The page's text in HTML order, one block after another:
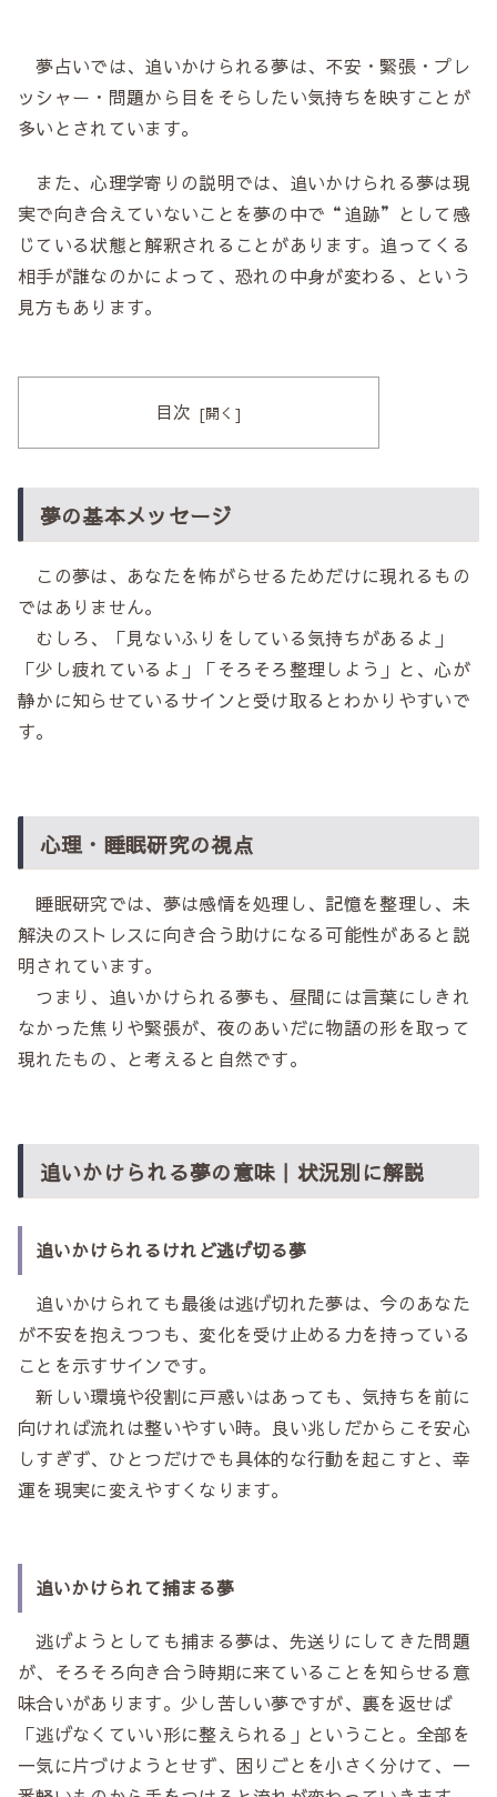
夢占いでは、追いかけられる夢は、不安・緊張・プレ
ッシャー・問題から目をそらしたい気持ちを映すことが
多いとされています。
また、心理学寄りの説明では、追いかけられる夢は現
実で向き合えていないことを夢の中で“追跡”として感
じている状態と解釈されることがあります。追ってくる
相手が誰なのかによって、恐れの中身が変わる、という
見方もあります。
目次
夢の基本メッセージ
この夢は、あなたを怖がらせるためだけに現れるもの
ではありません。
むしろ、「見ないふりをしている気持ちがあるよ」
「少し疲れているよ」「そろそろ整理しよう」と、心が
静かに知らせているサインと受け取るとわかりやすいで
す。
心理・睡眠研究の視点
睡眠研究では、夢は感情を処理し、記憶を整理し、未
解決のストレスに向き合う助けになる可能性があると説
明されています。
つまり、追いかけられる夢も、昼間には言葉にしきれ
なかった焦りや緊張が、夜のあいだに物語の形を取って
現れたもの、と考えると自然です。
追いかけられる夢の意味｜状況別に解説
追いかけられるけれど逃げ切る夢
追いかけられても最後は逃げ切れた夢は、今のあなた
が不安を抱えつつも、変化を受け止める力を持っている
ことを示すサインです。
新しい環境や役割に戸惑いはあっても、気持ちを前に
向ければ流れは整いやすい時。良い兆しだからこそ安心
しすぎず、ひとつだけでも具体的な行動を起こすと、幸
運を現実に変えやすくなります。
追いかけられて捕まる夢
逃げようとしても捕まる夢は、先送りにしてきた問題
が、そろそろ向き合う時期に来ていることを知らせる意
味合いがあります。少し苦しい夢ですが、裏を返せば
「逃げなくていい形に整えられる」ということ。全部を
一気に片づけようとせず、困りごとを小さく分けて、一